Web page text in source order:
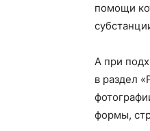
помощи
А при
в раздел
формы,